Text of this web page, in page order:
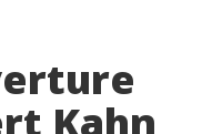
Kahn